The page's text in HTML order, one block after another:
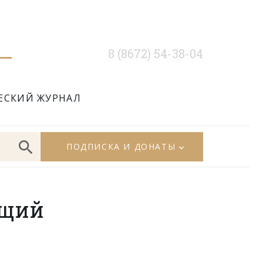
ЖУРНАЛ
8 (8672) 54-38-04
ПОДПИСКА И ДОНАТЫ